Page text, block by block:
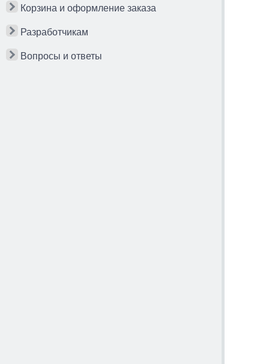
Корзина и оформление заказа
Разработчикам
Вопросы и ответы